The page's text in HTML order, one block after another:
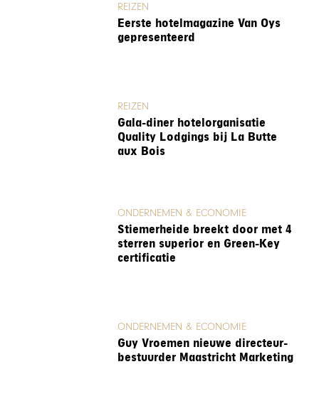
REIZEN
Eerste hotelmagazine Van Oys
gepresenteerd
REIZEN
Gala-diner hotelorganisatie
Quality Lodgings bij La Butte
aux Bois
ONDERNEMEN & ECONOMIE
Stiemerheide breekt door met 4
sterren superior en Green-Key
certificatie
ONDERNEMEN & ECONOMIE
Guy Vroemen nieuwe directeur-
bestuurder Maastricht Marketing